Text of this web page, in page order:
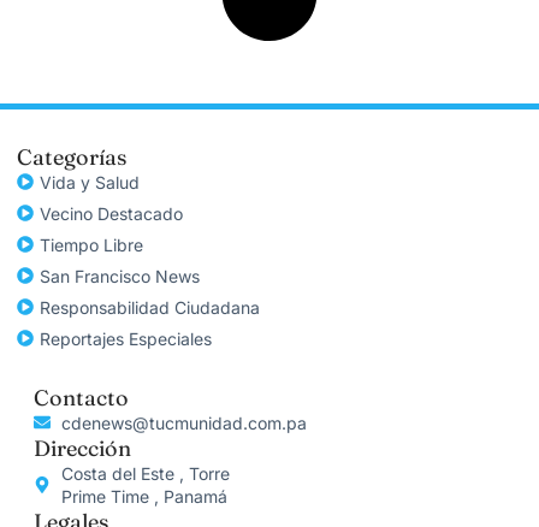
Categorías
Vida y Salud
Vecino Destacado
Tiempo Libre
San Francisco News
Responsabilidad Ciudadana
Reportajes Especiales
Contacto
cdenews@tucmunidad.com.pa
Dirección
Costa del Este , Torre
Prime Time , Panamá
Legales